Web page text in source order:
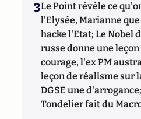
3Le Point révèle ce
l'Elysée, Marianne
hacke l'Etat; Le Nobel
russe donne une leçon
courage, l'ex PM
leçon de réalisme sur
DGSE une
Tondelier fait du